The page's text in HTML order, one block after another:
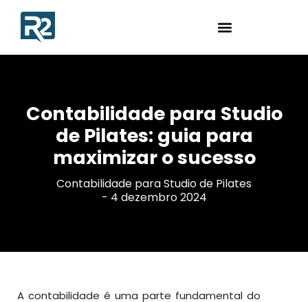
Contabilidade para Studio
de Pilates: guia para
maximizar o sucesso
Contabilidade para Studio de Pilates
- 4 dezembro 2024
A contabilidade é uma parte fundamental do